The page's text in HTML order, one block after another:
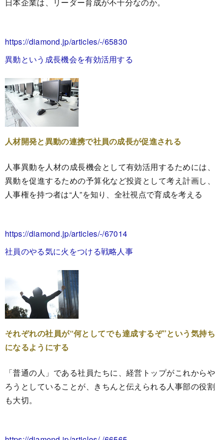
https://diamond.jp/articles/-/65830
異動という成長機会を有効活用する
人材開発と異動の連携で社員の成長が促進される
人事異動を人材の成長機会として有効活用するためには、
異動を促進するための予算化など投資として考え計画し、
人事権を持つ者は“人”を知り、全社視点で育成を考える
https://diamond.jp/articles/-/67014
社員のやる気に火をつける戦略人事
それぞれの社員が“何としてでも達成するぞ”という気持ち
になるようにする
「普通の人」である社員たちに、経営トップがこれからや
ろうとしていることが、きちんと伝えられる人事部の役割
も大切。